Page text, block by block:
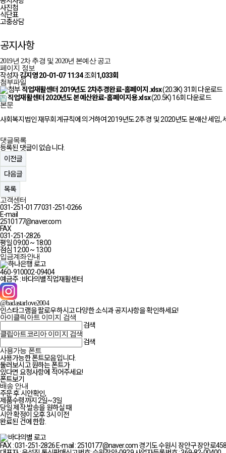
사진첩
식단표
고충상담
공지사항
2019년 2차 추경 및 2020년 본예산 공고
페이지 정보
작성자김지영20-01-07 11:34조회 1,033회
첨부파일
직업재활센터 2019년도 2차추경완료-홈페이지.xlsx(20.3K)31회 다운로드
직업재활센터 2020년도 본예산완료-홈페이지용.xlsx(20.5K)16회 다운로드
본문
사회복지법인 재무회계규칙에 의거하여 2019년도 2추경 및 2020년도 본얘산 세입,
댓글목록
등록된 댓글이 없습니다.
이전글
다음글
목록
고객센터
031-251-0177031-251-0266
E-mail
2510177@naver.com
FAX
031-251-2826
평일 09:00 ~ 18:00
점심 12:00 ~ 13:00
입금계좌안내
460-910002-09404
예금주 : 바다의별직업재활센터
@badastarlove2004
인스타그램을 팔로우하시고 다양한 소식과 공지사항을 확인하세요!
아이클릭아트 이미지 검색
검색
클립아트코리아 이미지 검색
검색
사용가능 폰트
사용가능한 폰트모음입니다.
둘러보시고 원하는 폰트가
있다면 요청사항에 적어주세요!
폰트보기
배송 안내
주문 후 시안확인,
제품수령까지 2일~3일
당일 제작·발송을 원하실 때
시안 확정이 오후 3시 이전
완료된 건에 한함.
FAX : 031-251-2826 E-mail : 2510177@naver.com경기도 수원시 장안구 장안로